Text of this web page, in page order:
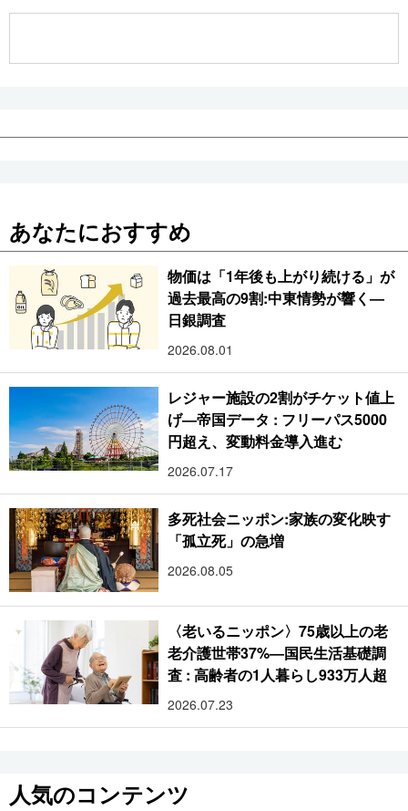
あなたにおすすめ
物価は「1年後も上がり続ける」が
過去最高の9割:中東情勢が響く―
日銀調査
2026.08.01
レジャー施設の2割がチケット値上
げ―帝国データ : フリーパス5000
円超え、変動料金導入進む
2026.07.17
多死社会ニッポン:家族の変化映す
「孤立死」の急増
2026.08.05
〈老いるニッポン〉75歳以上の老
老介護世帯37%―国民生活基礎調
査 : 高齢者の1人暮らし933万人超
2026.07.23
人気のコンテンツ